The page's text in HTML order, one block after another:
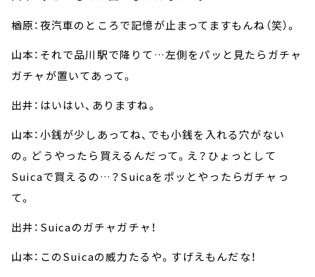
楢原：夜汽車のところで記憶が止まってますもんね（笑）。
山本：それで品川駅で降りて…左側をパッと見たらガチャ
ガチャが置いてあって。
出井：はいはい、ありますね。
山本：小銭が少しあってね、でも小銭を入れる穴がない
の。どうやったら買えるんだって。え？ひょっとして
Suicaで買えるの…？Suicaをポッとやったらガチャっ
て。
出井：Suicaのガチャガチャ！
山本：このSuicaの威力たるや。すげえもんだな！